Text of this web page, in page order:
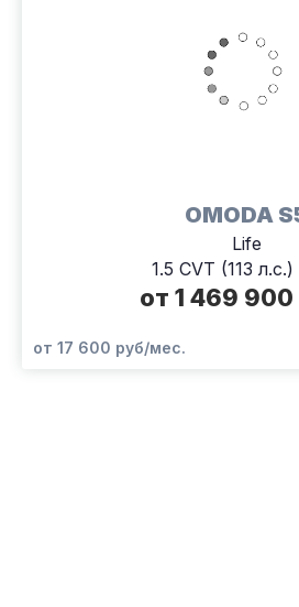
OMODA
Life
1.5 CVT (113
от 1 469
от 17 600 руб/мес.